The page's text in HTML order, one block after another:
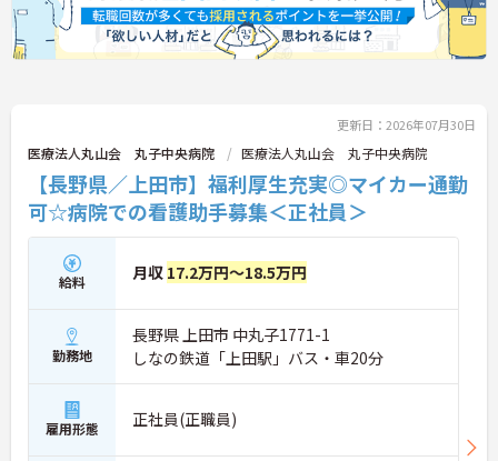
更新日：2026年07月30日
医療法人丸山会 丸子中央病院 医療法人丸山会 丸子中央病院
【長野県／上田市】福利厚生充実◎マイカー通勤
可☆病院での看護助手募集＜正社員＞
給料 月収 17.2万円～18.5万円
勤務地
長野県 上田市 中丸子1771-1
しなの鉄道「上田駅」バス・車20分
雇用形態 正社員(正職員)